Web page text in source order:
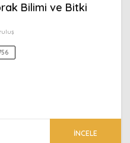
Bilimi ve Bitki
İNCELE